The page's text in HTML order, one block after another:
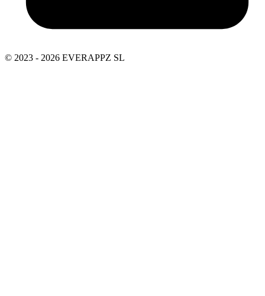
© 2023 - 2026 EVERAPPZ SL